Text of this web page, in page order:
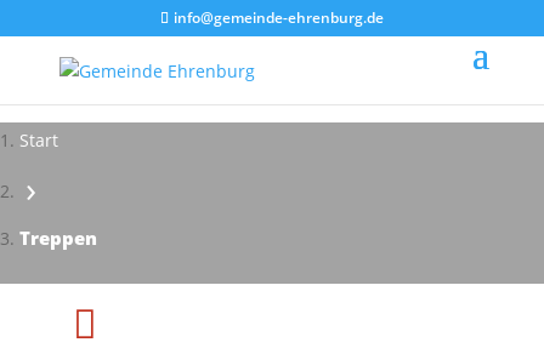
info@gemeinde-ehrenburg.de
Start
›
Treppen
